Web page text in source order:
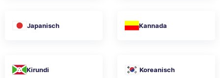
Japanisch Kannada
Kirundi Koreanisch